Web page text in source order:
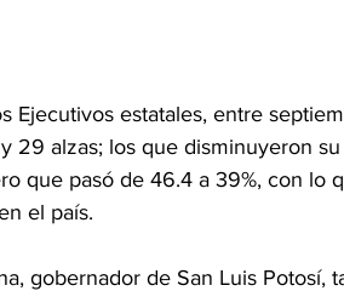
Ejecutivos estatales, entre
29 alzas; los que disminuyeron
que pasó de 46.4 a 39%, con lo
el país.
gobernador de San Luis Potosí,